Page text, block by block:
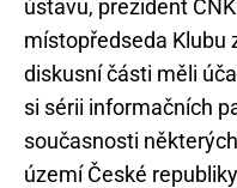
ústavu, prezident
místopředseda Klubu
diskusní části měli
si sérii informačních
současnosti
území České